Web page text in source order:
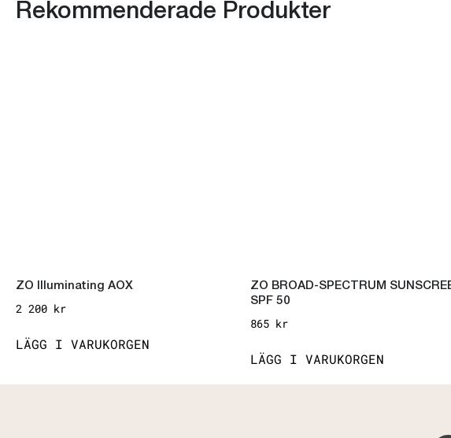
Rekommenderade Produkter
ZO Illuminating AOX
2 200 kr
LÄGG I VARUKORGEN
ZO BROAD-SPECTRUM
SPF 50
865 kr
LÄGG I VARUKORGEN